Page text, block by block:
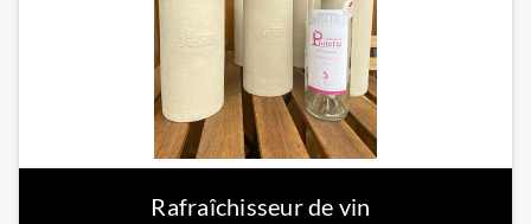
Rafraîchisseur de vin